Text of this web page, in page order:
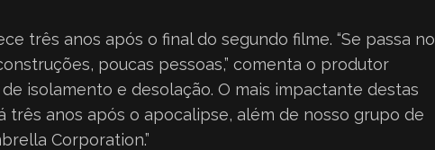
três anos após o final do segundo filme. “Se passa no
poucas pessoas,” comenta o produtor
isolamento e desolação. O mais impactante destas
três anos após o apocalipse, além de nosso grupo de
Corporation.”